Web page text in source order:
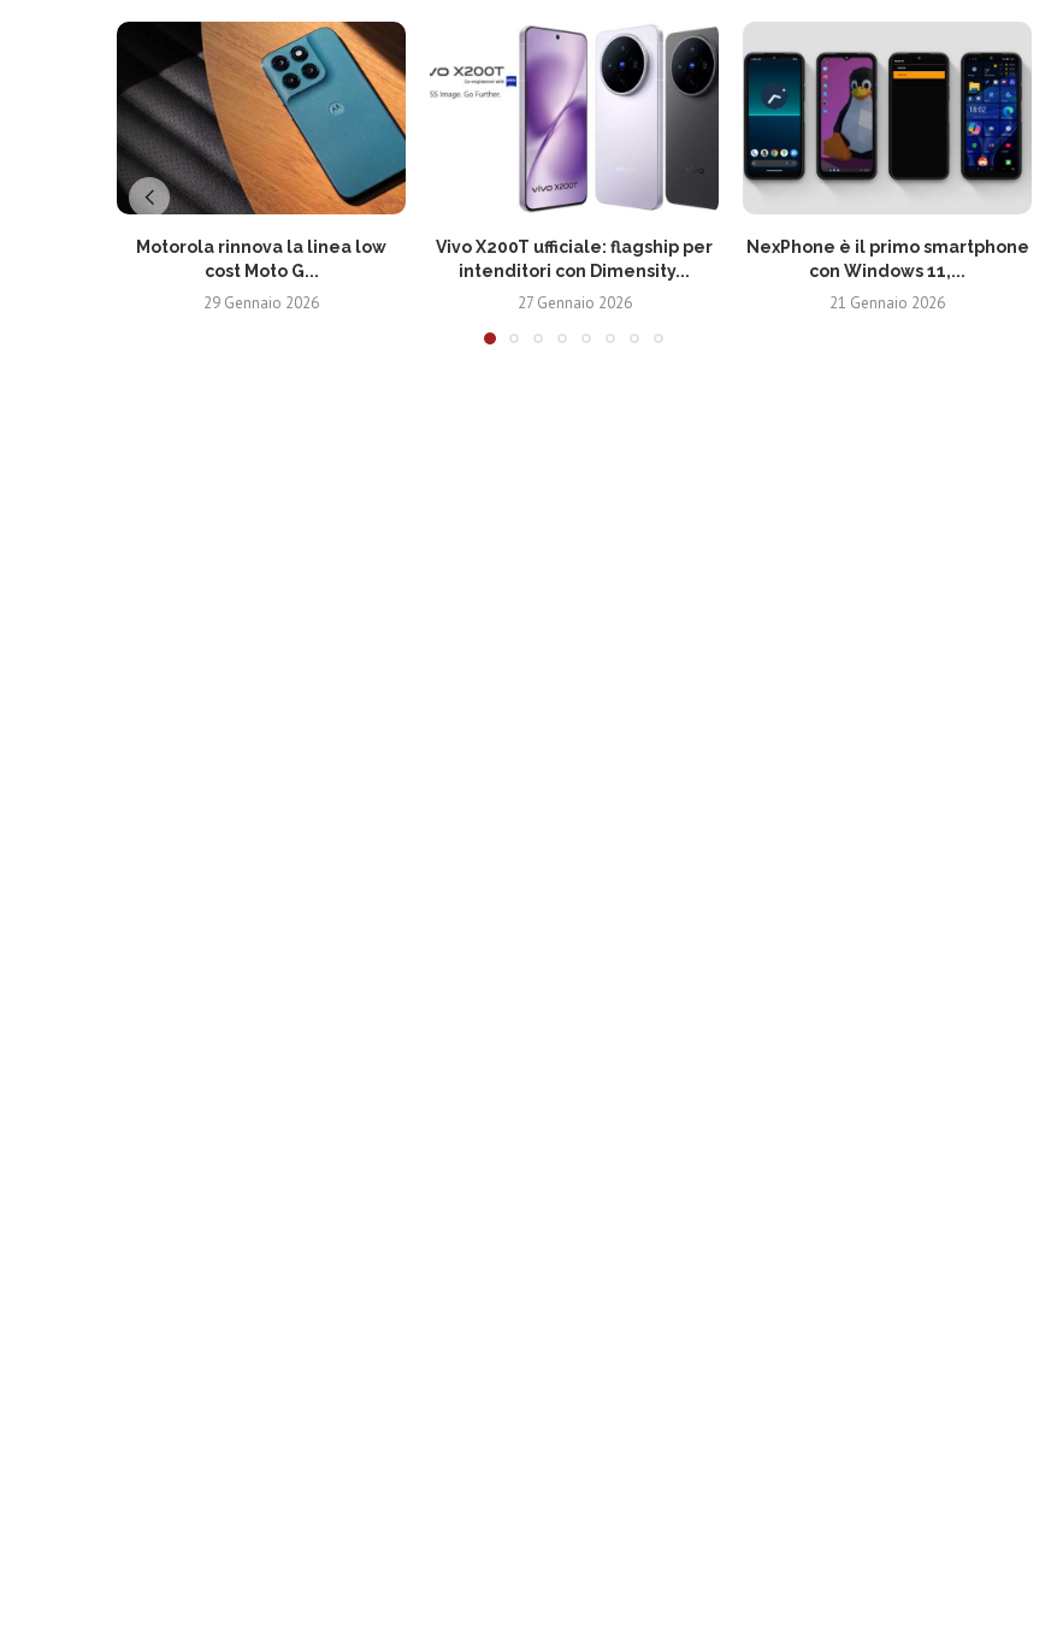
Motorola rinnova la linea low
cost Moto G...
29 Gennaio 2026
Vivo X200T ufficiale: flagship per
intenditori con Dimensity...
27 Gennaio 2026
NexPhone è il primo smartphone
con Windows 11,...
21 Gennaio 2026